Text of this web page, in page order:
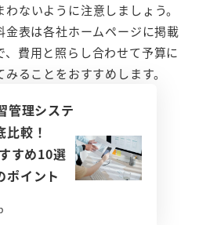
わないように注意しましょう。
金表は各社ホームページに掲載
、費用と照らし合わせて予算に
ることをおすすめします。
管理システ
比較！
すめ10選
ポイント